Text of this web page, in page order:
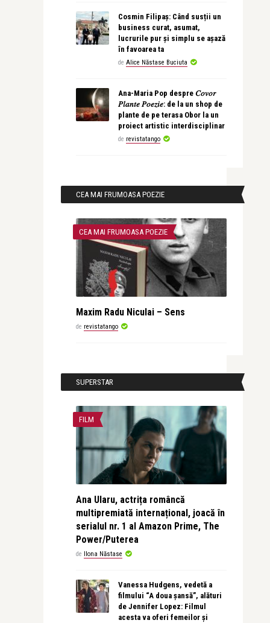
Cosmin Filipaș: Când susții un
business curat, asumat,
lucrurile pur și simplu se așază
în favoarea ta
de Alice Năstase Buciuta
Ana-Maria Pop despre 𝐶𝑜𝑣𝑜𝑟
𝑃𝑙𝑎𝑛𝑡𝑒 𝑃𝑜𝑒𝑧𝑖𝑒: de la un shop de
plante de pe terasa Obor la un
proiect artistic interdisciplinar
de revistatango
CEA MAI FRUMOASA POEZIE
CEA MAI FRUMOASA POEZIE
Maxim Radu Niculai – Sens
de revistatango
SUPERSTAR
FILM
Ana Ularu, actrița româncă
multipremiată internațional, joacă în
serialul nr. 1 al Amazon Prime, The
Power/Puterea
de Ilona Năstase
Vanessa Hudgens, vedetă a
filmului “A doua șansă”, alături
de Jennifer Lopez: Filmul
acesta va oferi femeilor și